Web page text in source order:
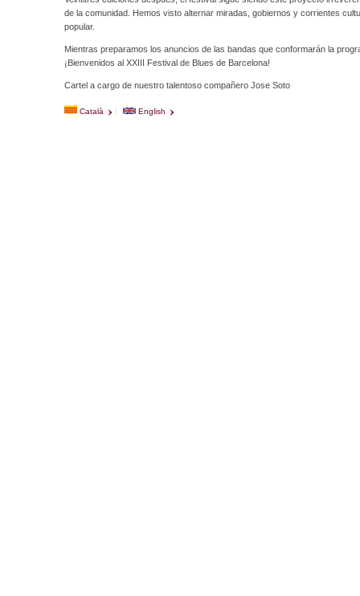
de la comunidad. Hemos visto alternar miradas, gobiernos y corrientes
popular.
Mientras preparamos los anuncios de las bandas que conformarán la
¡Bienvenidos al XXIII Festival de Blues de Barcelona!
Cartel a cargo de nuestro talentoso compañero Jose Soto
Català English